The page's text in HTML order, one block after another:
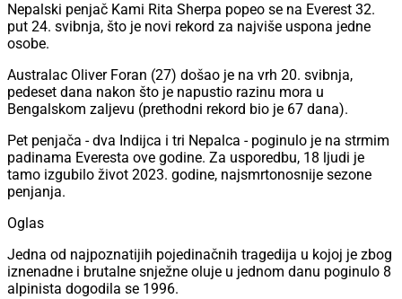
Nepalski penjač Kami Rita Sherpa popeo se na Everest 32.
put 24. svibnja, što je novi rekord za najviše uspona jedne
osobe.
Australac Oliver Foran (27) došao je na vrh 20. svibnja,
pedeset dana nakon što je napustio razinu mora u
Bengalskom zaljevu (prethodni rekord bio je 67 dana).
Pet penjača - dva Indijca i tri Nepalca - poginulo je na strmim
padinama Everesta ove godine. Za usporedbu, 18 ljudi je
tamo izgubilo život 2023. godine, najsmrtonosnije sezone
penjanja.
Oglas
Jedna od najpoznatijih pojedinačnih tragedija u kojoj je zbog
iznenadne i brutalne snježne oluje u jednom danu poginulo 8
alpinista dogodila se 1996.